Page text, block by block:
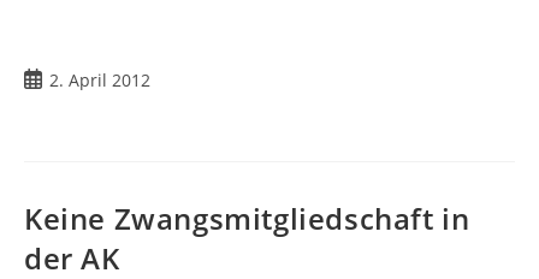
Beitrag2. April 2012
Keine Zwangsmitgliedschaft in
der AK